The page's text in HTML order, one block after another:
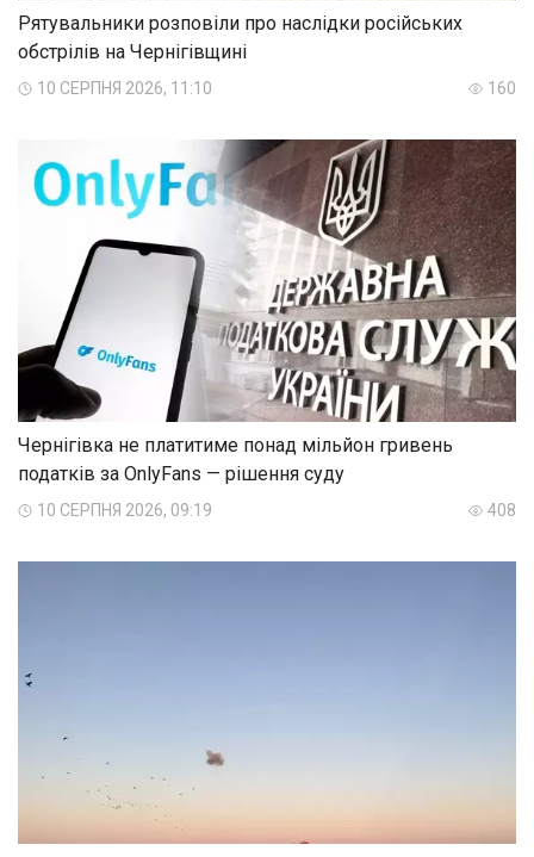
Рятувальники розповіли про наслідки російських
обстрілів на Чернігівщині
10 СЕРПНЯ 2026, 11:10 160
Чернігівка не платитиме понад мільйон гривень
податків за OnlyFans — рішення суду
10 СЕРПНЯ 2026, 09:19 408